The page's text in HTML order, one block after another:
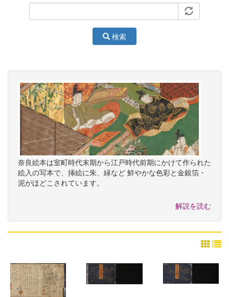
検索
奈良絵本は室町時代末期から江戸時代前期にかけて作られた
絵入の写本で、挿絵に朱、緑など 鮮やかな色彩と金銀箔・
泥がほどこされています。
解説を読む